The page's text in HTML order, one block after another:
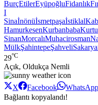
BurçEtilerEyüpoğluFidanlık
I
Sinaİnönüİsmetpaşaİstiklal
HamurkesenKurbanbaba
SinanMorcalıMuhacirosman
MülkŞahintepeŞahveliSakarya
29°C
Açık, Oldukça Nemli
X Facebook WhatsApp
Bağlantı kopyalandı!